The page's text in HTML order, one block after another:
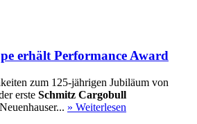
erhält Performance Award
zum 125-jährigen Jubiläum von
erste Schmitz Cargobull
» Weiterlesen